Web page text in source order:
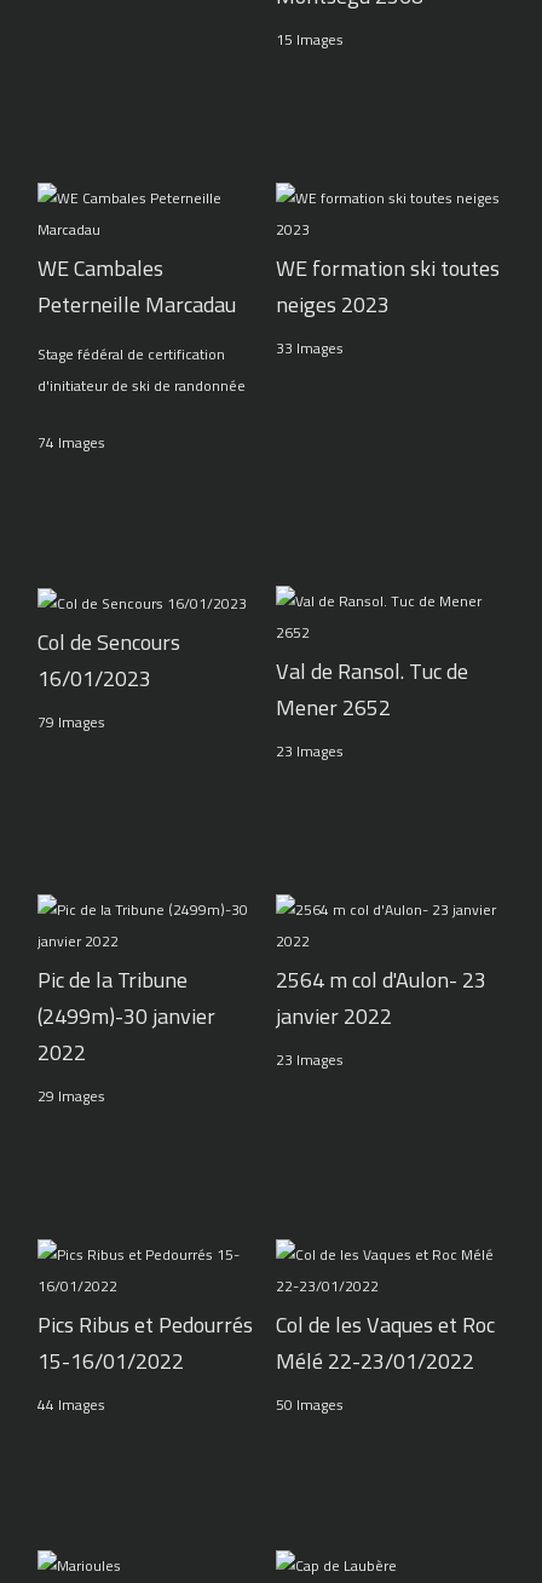
15 Images
WE Cambales
Peterneille Marcadau
Stage fédéral de certification
d'initiateur de ski de randonnée
74 Images
WE formation ski toutes
neiges 2023
33 Images
Col de Sencours
16/01/2023
79 Images
Val de Ransol. Tuc de
Mener 2652
23 Images
Pic de la Tribune
(2499m)-30 janvier
2022
29 Images
2564 m col d'Aulon- 23
janvier 2022
23 Images
Pics Ribus et Pedourrés
15-16/01/2022
44 Images
Col de les Vaques et Roc
Mélé 22-23/01/2022
50 Images